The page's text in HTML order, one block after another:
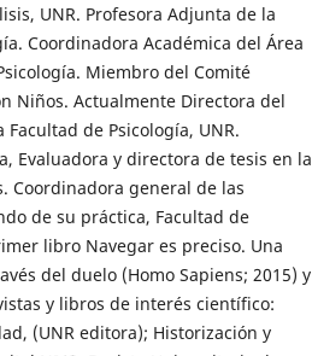
UNR. Profesora Adjunta de la
Coordinadora Académica del Área
Miembro del Comité
Niños. Actualmente Directora del
de Psicología, UNR.
Evaluadora y directora de tesis en la
Coordinadora general de las
de su práctica, Facultad de
libro Navegar es preciso. Una
del duelo (Homo Sapiens; 2015) y
y libros de interés científico:
(UNR editora); Historización y